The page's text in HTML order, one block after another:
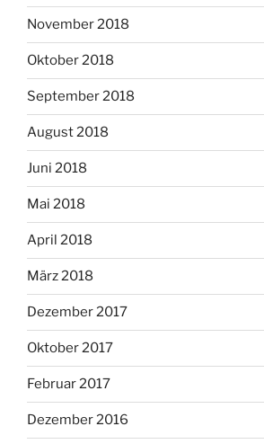
November 2018
Oktober 2018
September 2018
August 2018
Juni 2018
Mai 2018
April 2018
März 2018
Dezember 2017
Oktober 2017
Februar 2017
Dezember 2016